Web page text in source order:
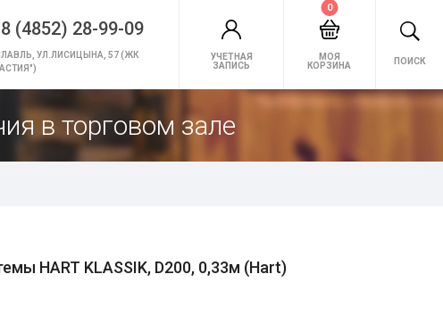
8 (4852) 28-99-09
УЛ.ЛИСИЦЫНА, 57 (ЖК
УЧЕТНАЯ
ЗАПИСЬ
МОЯ
КОРЗИНА
0
ПОИСК
в торговом зале
HART KLASSIK, D200, 0,33м (Hart)